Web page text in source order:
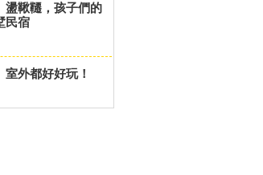
盪鞦韆，孩子們的
民宿
外都好好玩！